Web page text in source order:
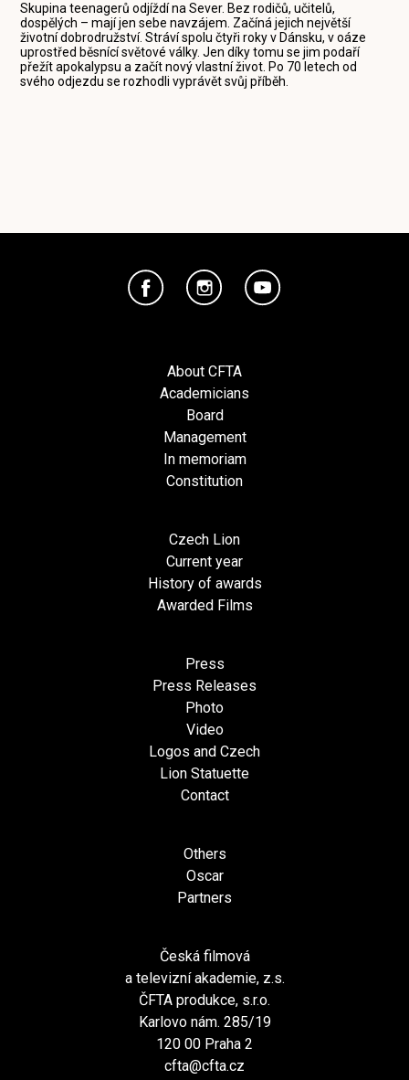
Skupina teenagerů odjíždí na Sever. Bez rodičů, učitelů,
dospělých – mají jen sebe navzájem. Začíná jejich největší
životní dobrodružství. Stráví spolu čtyři roky v Dánsku, v oáze
uprostřed běsnící světové války. Jen díky tomu se jim podaří
přežít apokalypsu a začít nový vlastní život. Po 70 letech od
svého odjezdu se rozhodli vyprávět svůj příběh.
About CFTA
Academicians
Board
Management
In memoriam
Constitution
Czech Lion
Current year
History of awards
Awarded Films
Press
Press Releases
Photo
Video
Logos and Czech
Lion Statuette
Contact
Others
Oscar
Partners
Česká filmová
a televizní akademie, z.s.
ČFTA produkce, s.r.o.
Karlovo nám. 285/19
120 00 Praha 2
cfta@cfta.cz